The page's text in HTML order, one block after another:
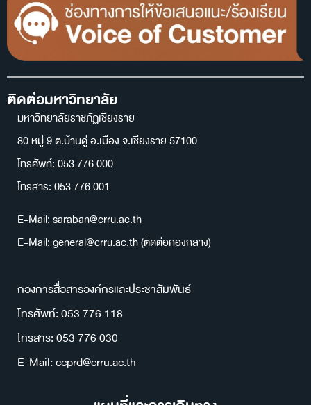
ติดต่อมหาวิทยาลัย
มหาวิทยาลัยราชภัฏเชียงราย
80 หมู่ 9 ต.บ้านดู่ อ.เมือง จ.เชียงราย 57100
โทรศัพท์: 053 776 000
โทรสาร: 053 776 001
E-Mail: saraban@crru.ac.th
E-Mail: general@crru.ac.th (ติดต่อกองกลาง)
กองการสื่อสารองค์กรและประชาสัมพันธ์
โทรศัพท์: 053 776 118
โทรสาร: 053 776 030
E-Mail: ccprd@crru.ac.th